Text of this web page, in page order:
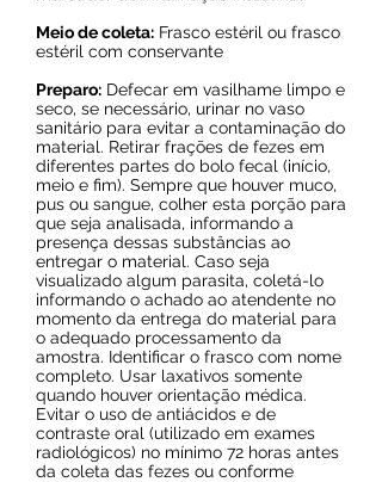
Meio de coleta: Frasco estéril ou frasco
estéril com conservante
Preparo: Defecar em vasilhame limpo e
seco, se necessário, urinar no vaso
sanitário para evitar a contaminação do
material. Retirar frações de fezes em
diferentes partes do bolo fecal (início,
meio e fim). Sempre que houver muco,
pus ou sangue, colher esta porção para
que seja analisada, informando a
presença dessas substâncias ao
entregar o material. Caso seja
visualizado algum parasita, coletá-lo
informando o achado ao atendente no
momento da entrega do material para
o adequado processamento da
amostra. Identificar o frasco com nome
completo. Usar laxativos somente
quando houver orientação médica.
Evitar o uso de antiácidos e de
contraste oral (utilizado em exames
radiológicos) no mínimo 72 horas antes
da coleta das fezes ou conforme